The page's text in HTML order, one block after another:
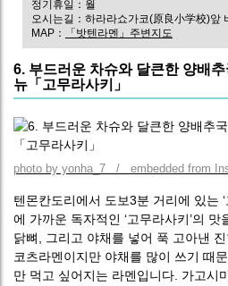
정기휴일：월
오시는길：하라라쇼가코(原良小学校)앞
MAP：
「밧텐라멘」주변지도
6. 부드러운 차슈와 달큰한 양배
뉴「고무라사키」
photo by yonha_7 / embedded from
텐몬칸도리에서 도보3분 거리에 있는
에 가까운 독자적인 ‘고무라사키’의
닭뼈, 그리고 야채를 넣어 푹 고아낸
코츠라멘이지만 야채를 많이 쓰기 때
만 먹고 싶어지는 라멘입니다. 가고시